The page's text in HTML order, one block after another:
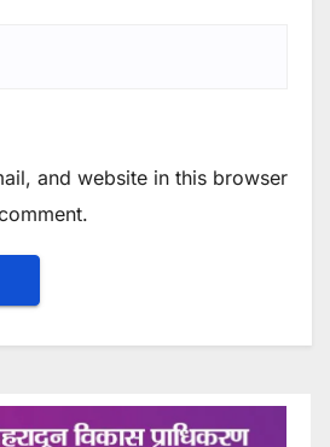
and website in this browser